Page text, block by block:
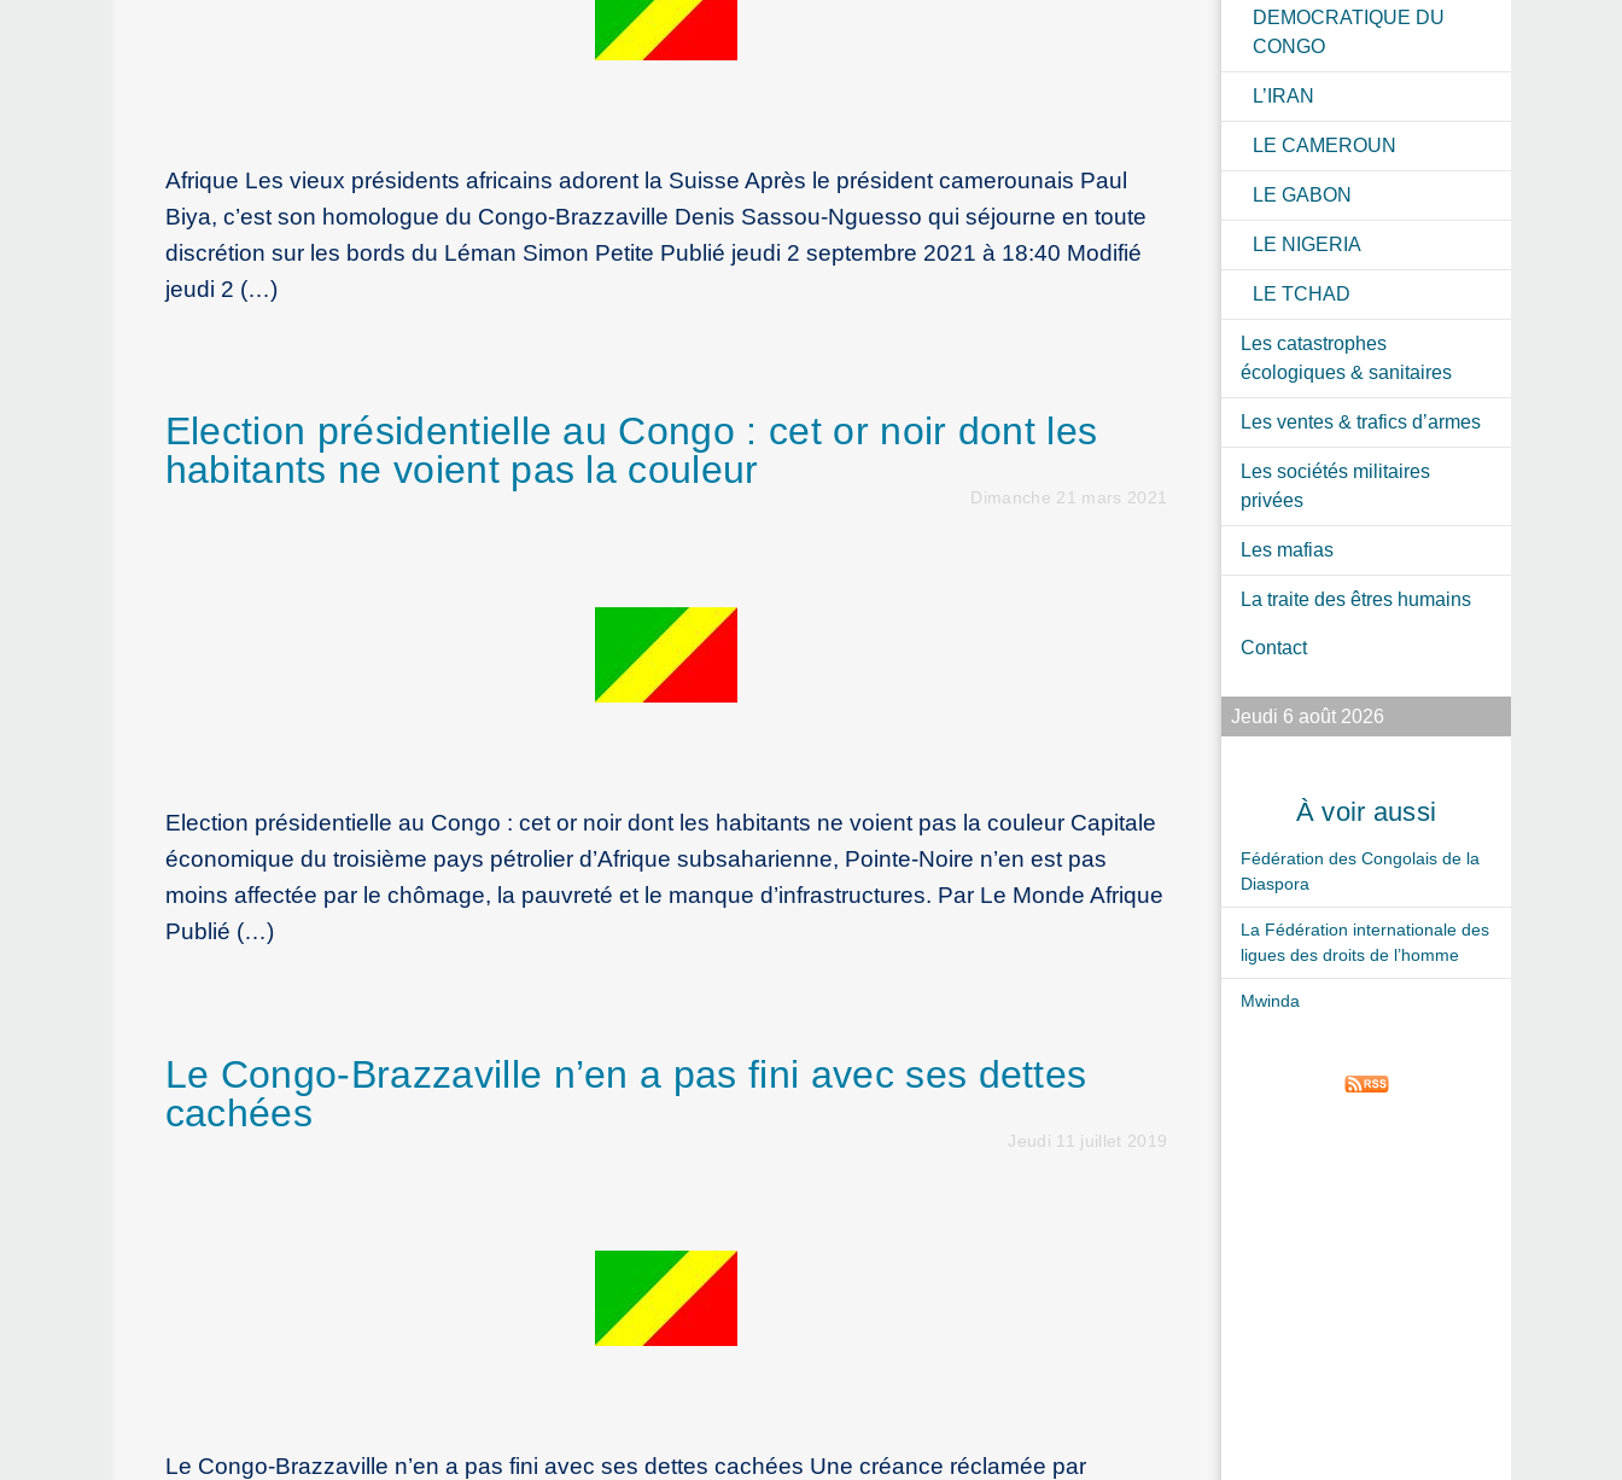
Afrique Les vieux présidents africains adorent la Suisse Après le président camerounais Paul
Biya, c’est son homologue du Congo-Brazzaville Denis Sassou-Nguesso qui séjourne en toute
discrétion sur les bords du Léman Simon Petite Publié jeudi 2 septembre 2021 à 18:40 Modifié
jeudi 2 (…)
Election présidentielle au Congo : cet or noir dont les
habitants ne voient pas la couleur
Dimanche 21 mars 2021
Election présidentielle au Congo : cet or noir dont les habitants ne voient pas la couleur Capitale
économique du troisième pays pétrolier d’Afrique subsaharienne, Pointe-Noire n’en est pas
moins affectée par le chômage, la pauvreté et le manque d’infrastructures. Par Le Monde Afrique
Publié (…)
Le Congo-Brazzaville n’en a pas fini avec ses dettes
cachées
Jeudi 11 juillet 2019
Le Congo-Brazzaville n’en a pas fini avec ses dettes cachées Une créance réclamée par
DEMOCRATIQUE DU
CONGO
L’IRAN
LE CAMEROUN
LE GABON
LE NIGERIA
LE TCHAD
Les catastrophes
écologiques & sanitaires
Les ventes & trafics d’armes
Les sociétés militaires
privées
Les mafias
La traite des êtres humains
Contact
Jeudi 6 août 2026
À voir aussi
Fédération des Congolais de la
Diaspora
La Fédération internationale des
ligues des droits de l’homme
Mwinda